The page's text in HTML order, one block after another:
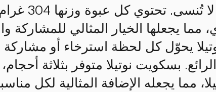
يجعلها الخيار المثالي للمشاركة
يحوّل كل لحظة استرخاء أو مشاركة
بسكويت نوتيلا متوفر بثلاثة
مما يجعله الإضافة المثالية لكل